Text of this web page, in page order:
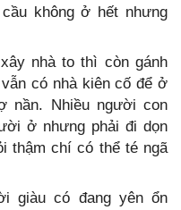
không ở hết nhưng
nhà to thì còn gánh
có nhà kiên cố để ở
nần. Nhiều người con
ở nhưng phải đi dọn
thậm chí có thể té ngã
giàu có đang yên ổn